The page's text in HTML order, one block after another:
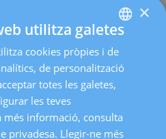
SPANISH
CATALÀ
FRENCH
×
utilitza galetes
cookies pròpies i de
de personalització
totes les galetes,
les teves
més informació, consulta
privadesa. Llegir-ne més